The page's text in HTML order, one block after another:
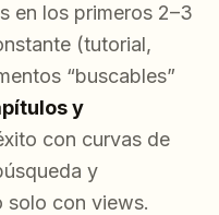
en los primeros 2–3
(tutorial,
“buscables”
y
con curvas de
y
con views.